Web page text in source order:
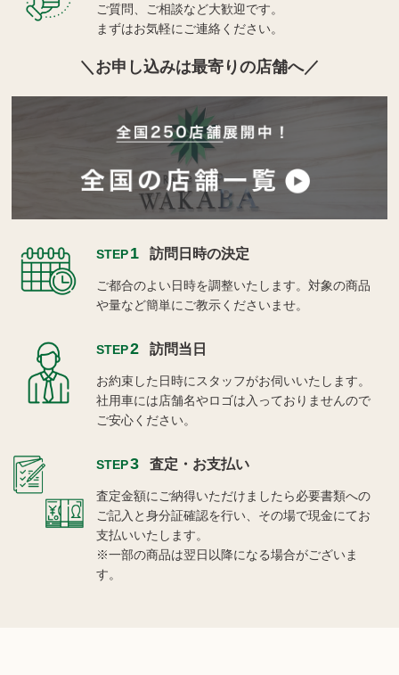
ご質問、ご相談など大歓迎です。
まずはお気軽にご連絡ください。
お申し込みは最寄りの店舗へ
STEP1 訪問日時の決定
ご都合のよい日時を調整いたします。対象の商品
や量など簡単にご教示くださいませ。
STEP2 訪問当日
お約束した日時にスタッフがお伺いいたします。
社用車には店舗名やロゴは入っておりませんので
ご安心ください。
STEP3 査定・お支払い
査定金額にご納得いただけましたら必要書類への
ご記入と身分証確認を行い、その場で現金にてお
支払いいたします。
※一部の商品は翌日以降になる場合がございま
す。